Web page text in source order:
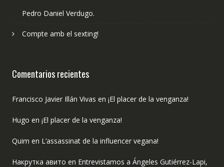
Pedro Daniel Verdugo.
Compte amb el sexting!
Comentarios recientes
Francisco Javier Illán Vivas en ¡El placer de la venganza!
Hugo en ¡El placer de la venganza!
Quim en L’assassinat de la influencer vegana!
Накрутка авито en Entrevistamos a Ángeles Gutiérrez-Lapi,